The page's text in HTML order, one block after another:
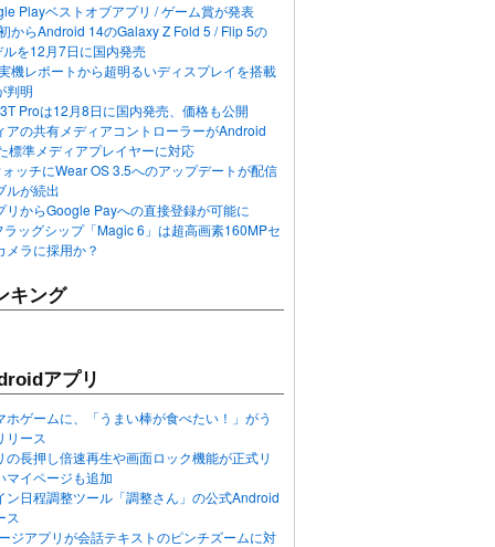
Playベストオブアプリ / ゲーム賞が発表
からAndroid 14のGalaxy Z Fold 5 / Flip 5の
を12月7日に国内発売
機レポートから超明るいディスプレイを搭載
判明
Proは12月8日に国内発売、価格も公開
アの共有メディアコントローラーがAndroid
標準メディアプレイヤーに対応
ッチにWear OS 3.5へのアップデートが配信
ルが続出
リからGoogle Payへの直接登録が可能に
ッグシップ「Magic 6」は超高画素160MPセ
メラに採用か？
キング
アプリ
ホゲームに、「うまい棒が食べたい！」がう
リース
の長押し倍速再生や画面ロック機能が正式リ
マイページも追加
ン日程調整ツール「調整さん」の公式Android
ス
ジアプリが会話テキストのピンチズームに対